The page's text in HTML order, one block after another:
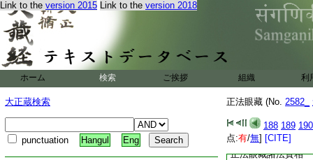
Link to the version 2015 Link to the version 2018
ホーム 検索 ご挨拶 組織 利
大正蔵検索
punctuation Hangul Eng
正法眼藏 (No. 2582_
188 189 190
点:有/無] [CITE]
取ストモ。玄沙ハ
爲道スヘキ＊ナリ
ルユヱニ。去。無
ノ命脈ノ。正直ニ
ノ會下ニ。コレス
實相ハ。嫡嫡相承
參究ノ唯佛與佛＊
好＊ナリ
正法眼藏諸法實相